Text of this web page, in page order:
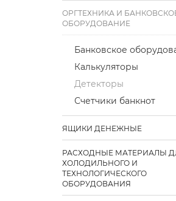
ОРГТЕХНИКА И
ОБОРУДОВАНИЕ
Банковское
Калькуляторы
Детекторы
Счетчики банкнот
ЯЩИКИ ДЕНЕЖНЫЕ
РАСХОДНЫЕ МАТЕРИАЛЫ
ХОЛОДИЛЬНОГО И
ТЕХНОЛОГИЧЕСКОГО
ОБОРУДОВАНИЯ